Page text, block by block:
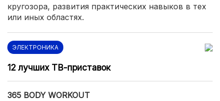
кругозора, развития практических навыков в тех
или иных областях.
ЭЛЕКТРОНИКА
12 лучших ТВ-приставок
365 BODY WORKOUT